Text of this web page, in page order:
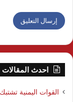
احدث المقالات
القوات اليمنية